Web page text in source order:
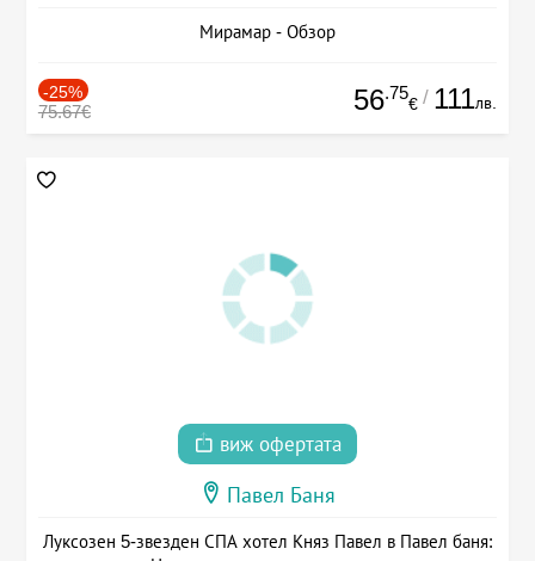
Мирамар - Обзор
-25%
75.67€ 56.75
€ / 111лв.
виж офертата
Павел Баня
Луксозен 5-звезден СПА хотел Княз Павел в Павел баня: